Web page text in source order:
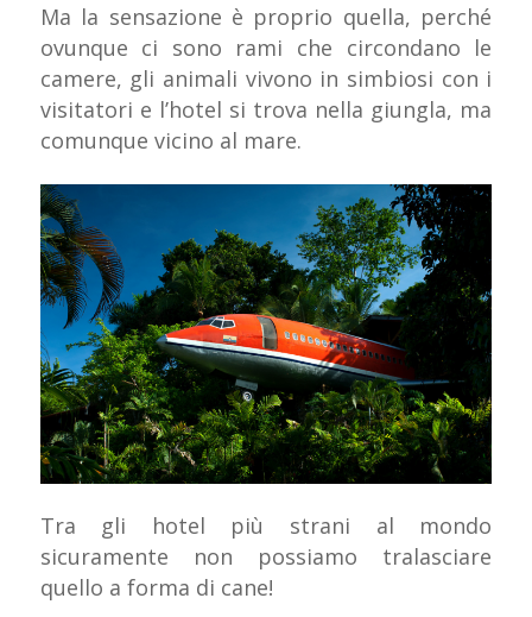
Ma la sensazione è proprio quella, perché
ovunque ci sono rami che circondano le
camere, gli animali vivono in simbiosi con i
visitatori e l’hotel si trova nella giungla, ma
comunque vicino al mare.
Tra gli hotel più strani al mondo
sicuramente non possiamo tralasciare
quello a forma di cane!